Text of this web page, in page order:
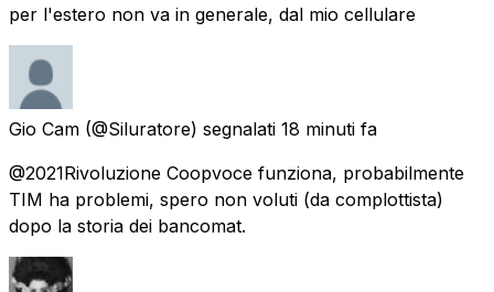
per l'estero non va in generale, dal mio cellulare
Gio Cam (@Siluratore) segnalati 18 minuti fa
@2021Rivoluzione Coopvoce funziona, probabilmente
TIM ha problemi, spero non voluti (da complottista)
dopo la storia dei bancomat.